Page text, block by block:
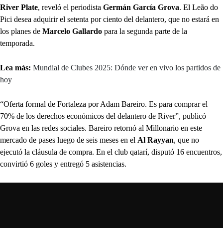
River Plate, reveló el periodista Germán García Grova. El Leão do
Pici desea adquirir el setenta por ciento del delantero, que no estará en
los planes de Marcelo Gallardo para la segunda parte de la
temporada.
Lea más: Mundial de Clubes 2025: Dónde ver en vivo los partidos de
hoy
“Oferta formal de Fortaleza por Adam Bareiro. Es para comprar el
70% de los derechos económicos del delantero de River”, publicó
Grova en las redes sociales. Bareiro retornó al Millonario en este
mercado de pases luego de seis meses en el Al Rayyan, que no
ejecutó la cláusula de compra. En el club qatarí, disputó 16 encuentros,
convirtió 6 goles y entregó 5 asistencias.